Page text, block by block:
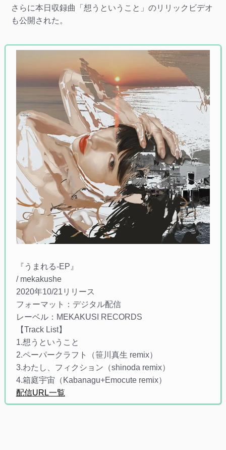
さらに本日収録曲「想うということ」のリリックビデオ
も公開された。
『うまれる-EP』
/ mekakushe
2020年10/21リリース
フォーマット：デジタル配信
レーベル：MEKAKUSI RECORDS
【Track List】
1.想うということ
2.ペーパークラフト（笹川真生 remix）
3.わたし、フィクション（shinoda remix）
4.箱庭宇宙（Kabanagu+Emocute remix）
配信URL一覧